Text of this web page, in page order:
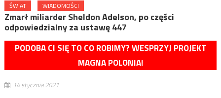
ŚWIAT WIADOMOŚCI
Zmarł miliarder Sheldon Adelson, po części
odpowiedzialny za ustawę 447
PODOBA CI SIĘ TO CO ROBIMY? WESPRZYJ PROJEKT
MAGNA POLONIA!
14 stycznia 2021